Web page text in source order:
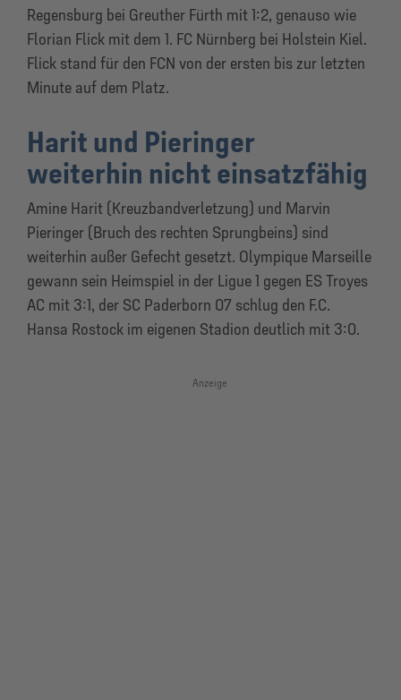
Regensburg bei Greuther Fürth mit 1:2, genauso wie
Florian Flick mit dem 1. FC Nürnberg bei Holstein Kiel.
Flick stand für den FCN von der ersten bis zur letzten
Minute auf dem Platz.
Harit und Pieringer
weiterhin nicht einsatzfähig
Amine Harit (Kreuzbandverletzung) und Marvin
Pieringer (Bruch des rechten Sprungbeins) sind
weiterhin außer Gefecht gesetzt. Olympique Marseille
gewann sein Heimspiel in der Ligue 1 gegen ES Troyes
AC mit 3:1, der SC Paderborn 07 schlug den F.C.
Hansa Rostock im eigenen Stadion deutlich mit 3:0.
Anzeige